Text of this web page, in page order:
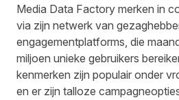
Media Data Factory merken in
via zijn netwerk van
engagementplatforms, die
miljoen unieke gebruikers
kenmerken zijn populair onder
en er zijn talloze